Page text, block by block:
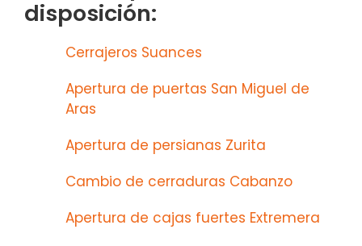
disposición:
Cerrajeros Suances
Apertura de puertas San Miguel de
Aras
Apertura de persianas Zurita
Cambio de cerraduras Cabanzo
Apertura de cajas fuertes Extremera